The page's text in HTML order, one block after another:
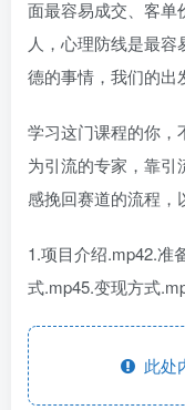
面最容易成交、客单
人，心理防线是最
德的事情，我们的出
学习这门课程的你，
为引流的专家，靠
感挽回赛道的流程，
1.项目介绍.mp42.准
式.mp45.变现方式
此处